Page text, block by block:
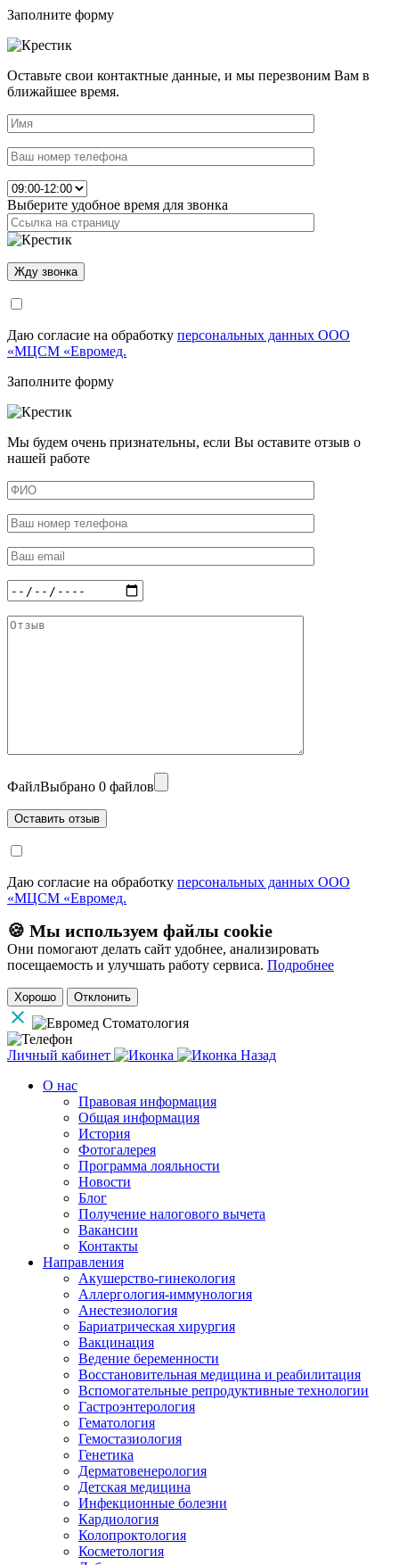
Заполните форму
Оставьте свои контактные данные, и мы перезвоним Вам в
ближайшее время.
Выберите удобное время для звонка
Даю согласие на обработку персональных данных ООО
«МЦСМ «Евромед.
Заполните форму
Мы будем очень признательны, если Вы оставите отзыв о
нашей работе
ФайлВыбрано 0 файлов
Даю согласие на обработку персональных данных ООО
«МЦСМ «Евромед.
🍪 Мы используем файлы cookie
Они помогают делать сайт удобнее, анализировать
посещаемость и улучшать работу сервиса. Подробнее
Хорошо Отклонить
Личный кабинет
Назад
О нас
Правовая информация
Общая информация
История
Фотогалерея
Программа лояльности
Новости
Блог
Получение налогового вычета
Вакансии
Контакты
Направления
Акушерство-гинекология
Аллергология-иммунология
Анестезиология
Бариатрическая хирургия
Вакцинация
Ведение беременности
Восстановительная медицина и реабилитация
Вспомогательные репродуктивные технологии
Гастроэнтерология
Гематология
Гемостазиология
Генетика
Дерматовенерология
Детская медицина
Инфекционные болезни
Кардиология
Колопроктология
Косметология